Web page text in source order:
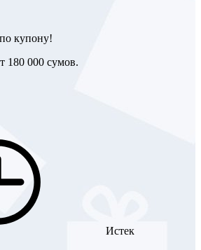
купону!
180 000 сумов.
Истек